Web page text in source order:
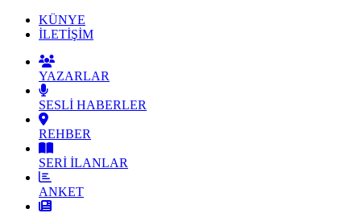
KÜNYE
İLETİŞİM
YAZARLAR
SESLİ HABERLER
REHBER
SERİ İLANLAR
ANKET